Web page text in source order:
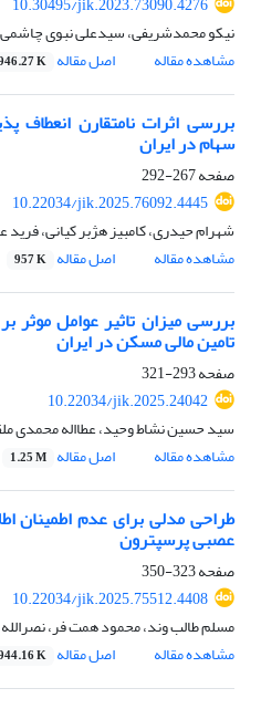
نیکو محمدشریفی، سیدعلی نبوی
مشاهده مقاله
اصل مقاله K
بررسی اثرات نامتقارن
سهام در ایران
صفحه267-292
10.22034/jik.2025.76092.4445
شهرام حیدری، کامبیز هژبر کیانی،
مشاهده مقاله
اصل مقاله 957 K
بررسی میزان تاثیر عوامل موثر
تامین مالی مسکن در ایران
صفحه293-321
10.22034/jik.2025.24042
سید حسین نشاط وحید، عطااله محمدی
مشاهده مقاله
اصل مقاله 1.25 M
طراحی مدلی برای عدم اطمینان
عصبی پرسپترون
صفحه323-350
10.22034/jik.2025.75512.4408
مسلم طالب وند، محمود همت فر، نصرالله
مشاهده مقاله
اصل مقاله K